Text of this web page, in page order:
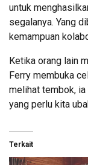
untuk
segalanya. Yang
kemampuan
Ketika orang lain
Ferry membuka
melihat tembok, ia
yang perlu kita
Terkait